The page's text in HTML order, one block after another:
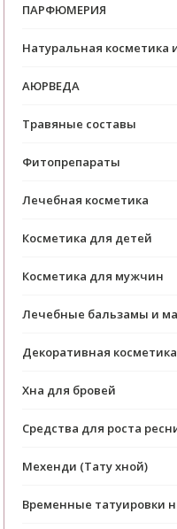
ПАРФЮМЕРИЯ
Натуральная косметика
АЮРВЕДА
Травяные составы
Фитопрепараты
Лечебная косметика
Косметика для детей
Косметика для мужчин
Лечебные бальзамы и
Декоративная косметика
Хна для бровей
Средства для роста
Мехенди (Тату хной)
Временные татуировки